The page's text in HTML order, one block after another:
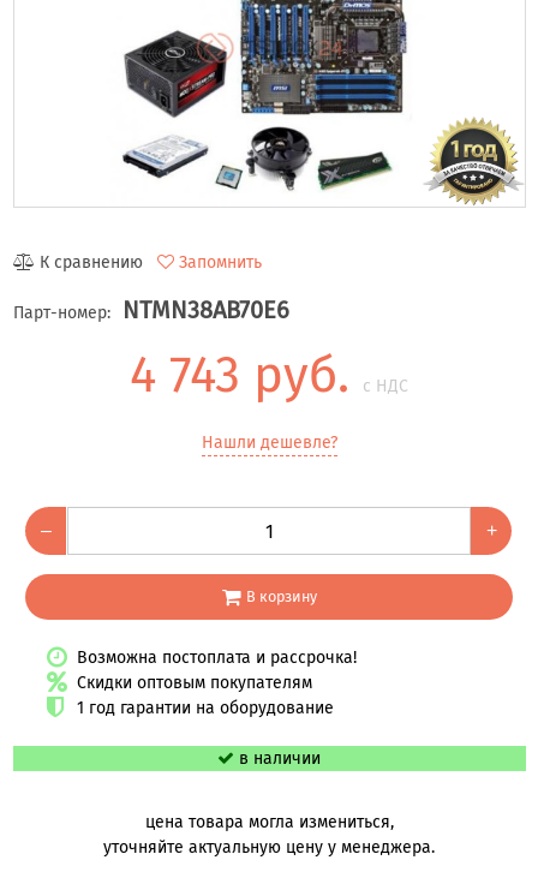
К сравнению Запомнить
Парт-номер: NTMN38AB70E6
4 743 руб. с НДС
Нашли дешевле?
– +
В корзину
Возможна постоплата и рассрочка!
Скидки оптовым покупателям
1 год гарантии на оборудование
в наличии
цена товара могла измениться,
уточняйте актуальную цену у менеджера.